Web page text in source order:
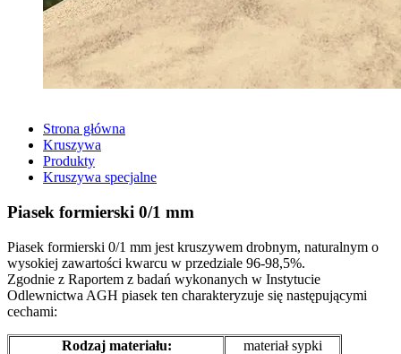
Strona główna
Kruszywa
Produkty
Kruszywa specjalne
Piasek formierski 0/1 mm
Piasek formierski 0/1 mm jest kruszywem drobnym, naturalnym o
wysokiej zawartości kwarcu w przedziale 96-98,5%.
Zgodnie z Raportem z badań wykonanych w Instytucie
Odlewnictwa AGH piasek ten charakteryzuje się następującymi
cechami:
Rodzaj materiału:
materiał sypki